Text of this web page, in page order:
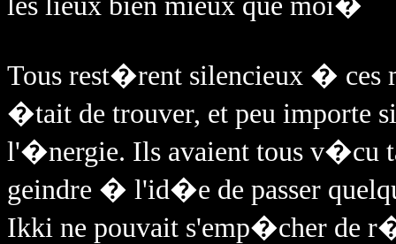
Tous rest�rent silencieux � ces
�tait de trouver, et peu importe
l'�nergie. Ils avaient tous v�cu
geindre � l'id�e de passer
Ikki ne pouvait s'emp�cher de